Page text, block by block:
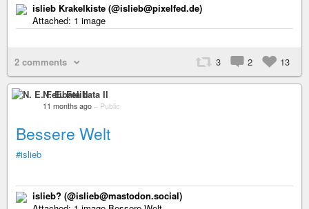
islieb Krakelkiste (@islieb@pixelfed.de)
Attached: 1 image
2 comments 3 2 13
N. E. Felibata II
11 months ago – Public
Bessere Welt
#islieb
islieb? (@islieb@mastodon.social)